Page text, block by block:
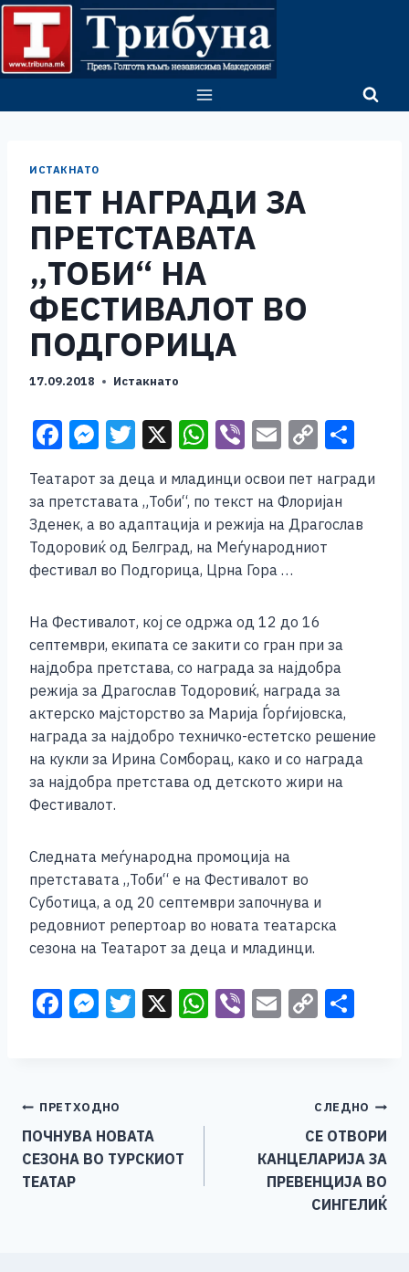
Skip
content
ИСТАКНАТО
ПЕТ НАГРАДИ ЗА
ПРЕТСТАВАТА
„ТОБИ“ НА
ФЕСТИВАЛОТ ВО
ПОДГОРИЦА
17.09.2018 Истакнато
F
c
e
b
o
o
k
M
ss
e
n
g
er
T
tt
er
X W
at
s
A
p
p
Vi
er
E
ai
l
C
p
y
Li
ar
e
Театарот за деца и младинци освои пет награди
за претставата „Тоби“, по текст на Флоријан
Зденек, а во адаптација и режија на Драгослав
Тодоровиќ од Белград, на Mеѓународниот
фестивал во Подгорица, Црна Гора …
На Фестивалот, кој се одржа од 12 до 16
септември, екипата се закити со гран при за
најдобра претстава, со награда за најдобра
режија за Драгослав Тодоровиќ, награда за
актерско мајсторство за Марија Ѓорѓијовска,
награда за најдобро техничко-естетско решение
на кукли за Ирина Сомборац, како и со награда
за најдобра претстава од детското жири на
Фестивалот.
Следната меѓународна промоција на
претставата „Тоби“ е на Фестивалот во
Суботица, а од 20 септември започнува и
редовниот репертоар во новата театарска
сезона на Театарот за деца и младинци.
F
b
o
o
M
n
g
T X W Vi E C
Li
n
k
Навигација
на
напис
ПРЕТХОДНО
ПОЧНУВА НОВАТА
СЕЗОНА ВО ТУРСКИОТ
ТЕАТАР
СЛЕДНО
СЕ ОТВОРИ
КАНЦЕЛАРИЈА ЗА
ПРЕВЕНЦИЈА ВО
СИНГЕЛИЌ